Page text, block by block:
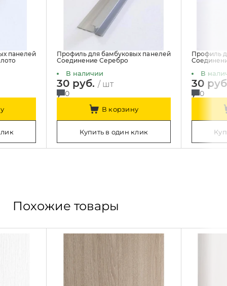
панелей
Профиль для бамбуковых панелей
Соединение Серебро
В наличии
30 руб./ шт
0
В корзину
Купить в один клик
Профиль
В
30
0
Похожие товары